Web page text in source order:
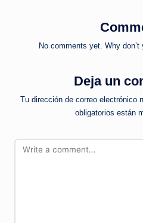
No comments yet. Why
Deja un
Tu dirección de correo electrónico
obligatorios están